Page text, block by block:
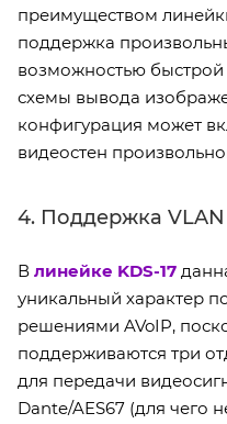
преимуществом
поддержка
возможностью
схемы вывода
конфигурация может
видеостен
4. Поддержка VLAN
В линейке KDS-17
уникальный характер
решениями AVoIP,
поддерживаются три
для передачи
Dante/AES67 (для чего